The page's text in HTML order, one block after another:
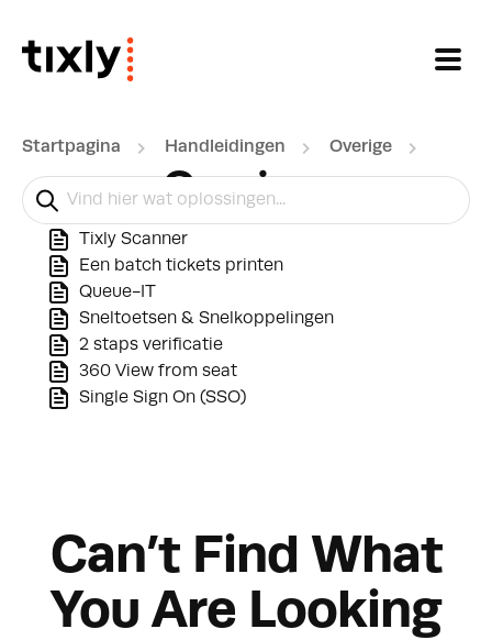
Startpagina Handleidingen Overige
Overige
Tixly Scanner
Een batch tickets printen
Queue-IT
Sneltoetsen & Snelkoppelingen
2 staps verificatie
360 View from seat
Single Sign On (SSO)
Can’t Find What
You Are Looking